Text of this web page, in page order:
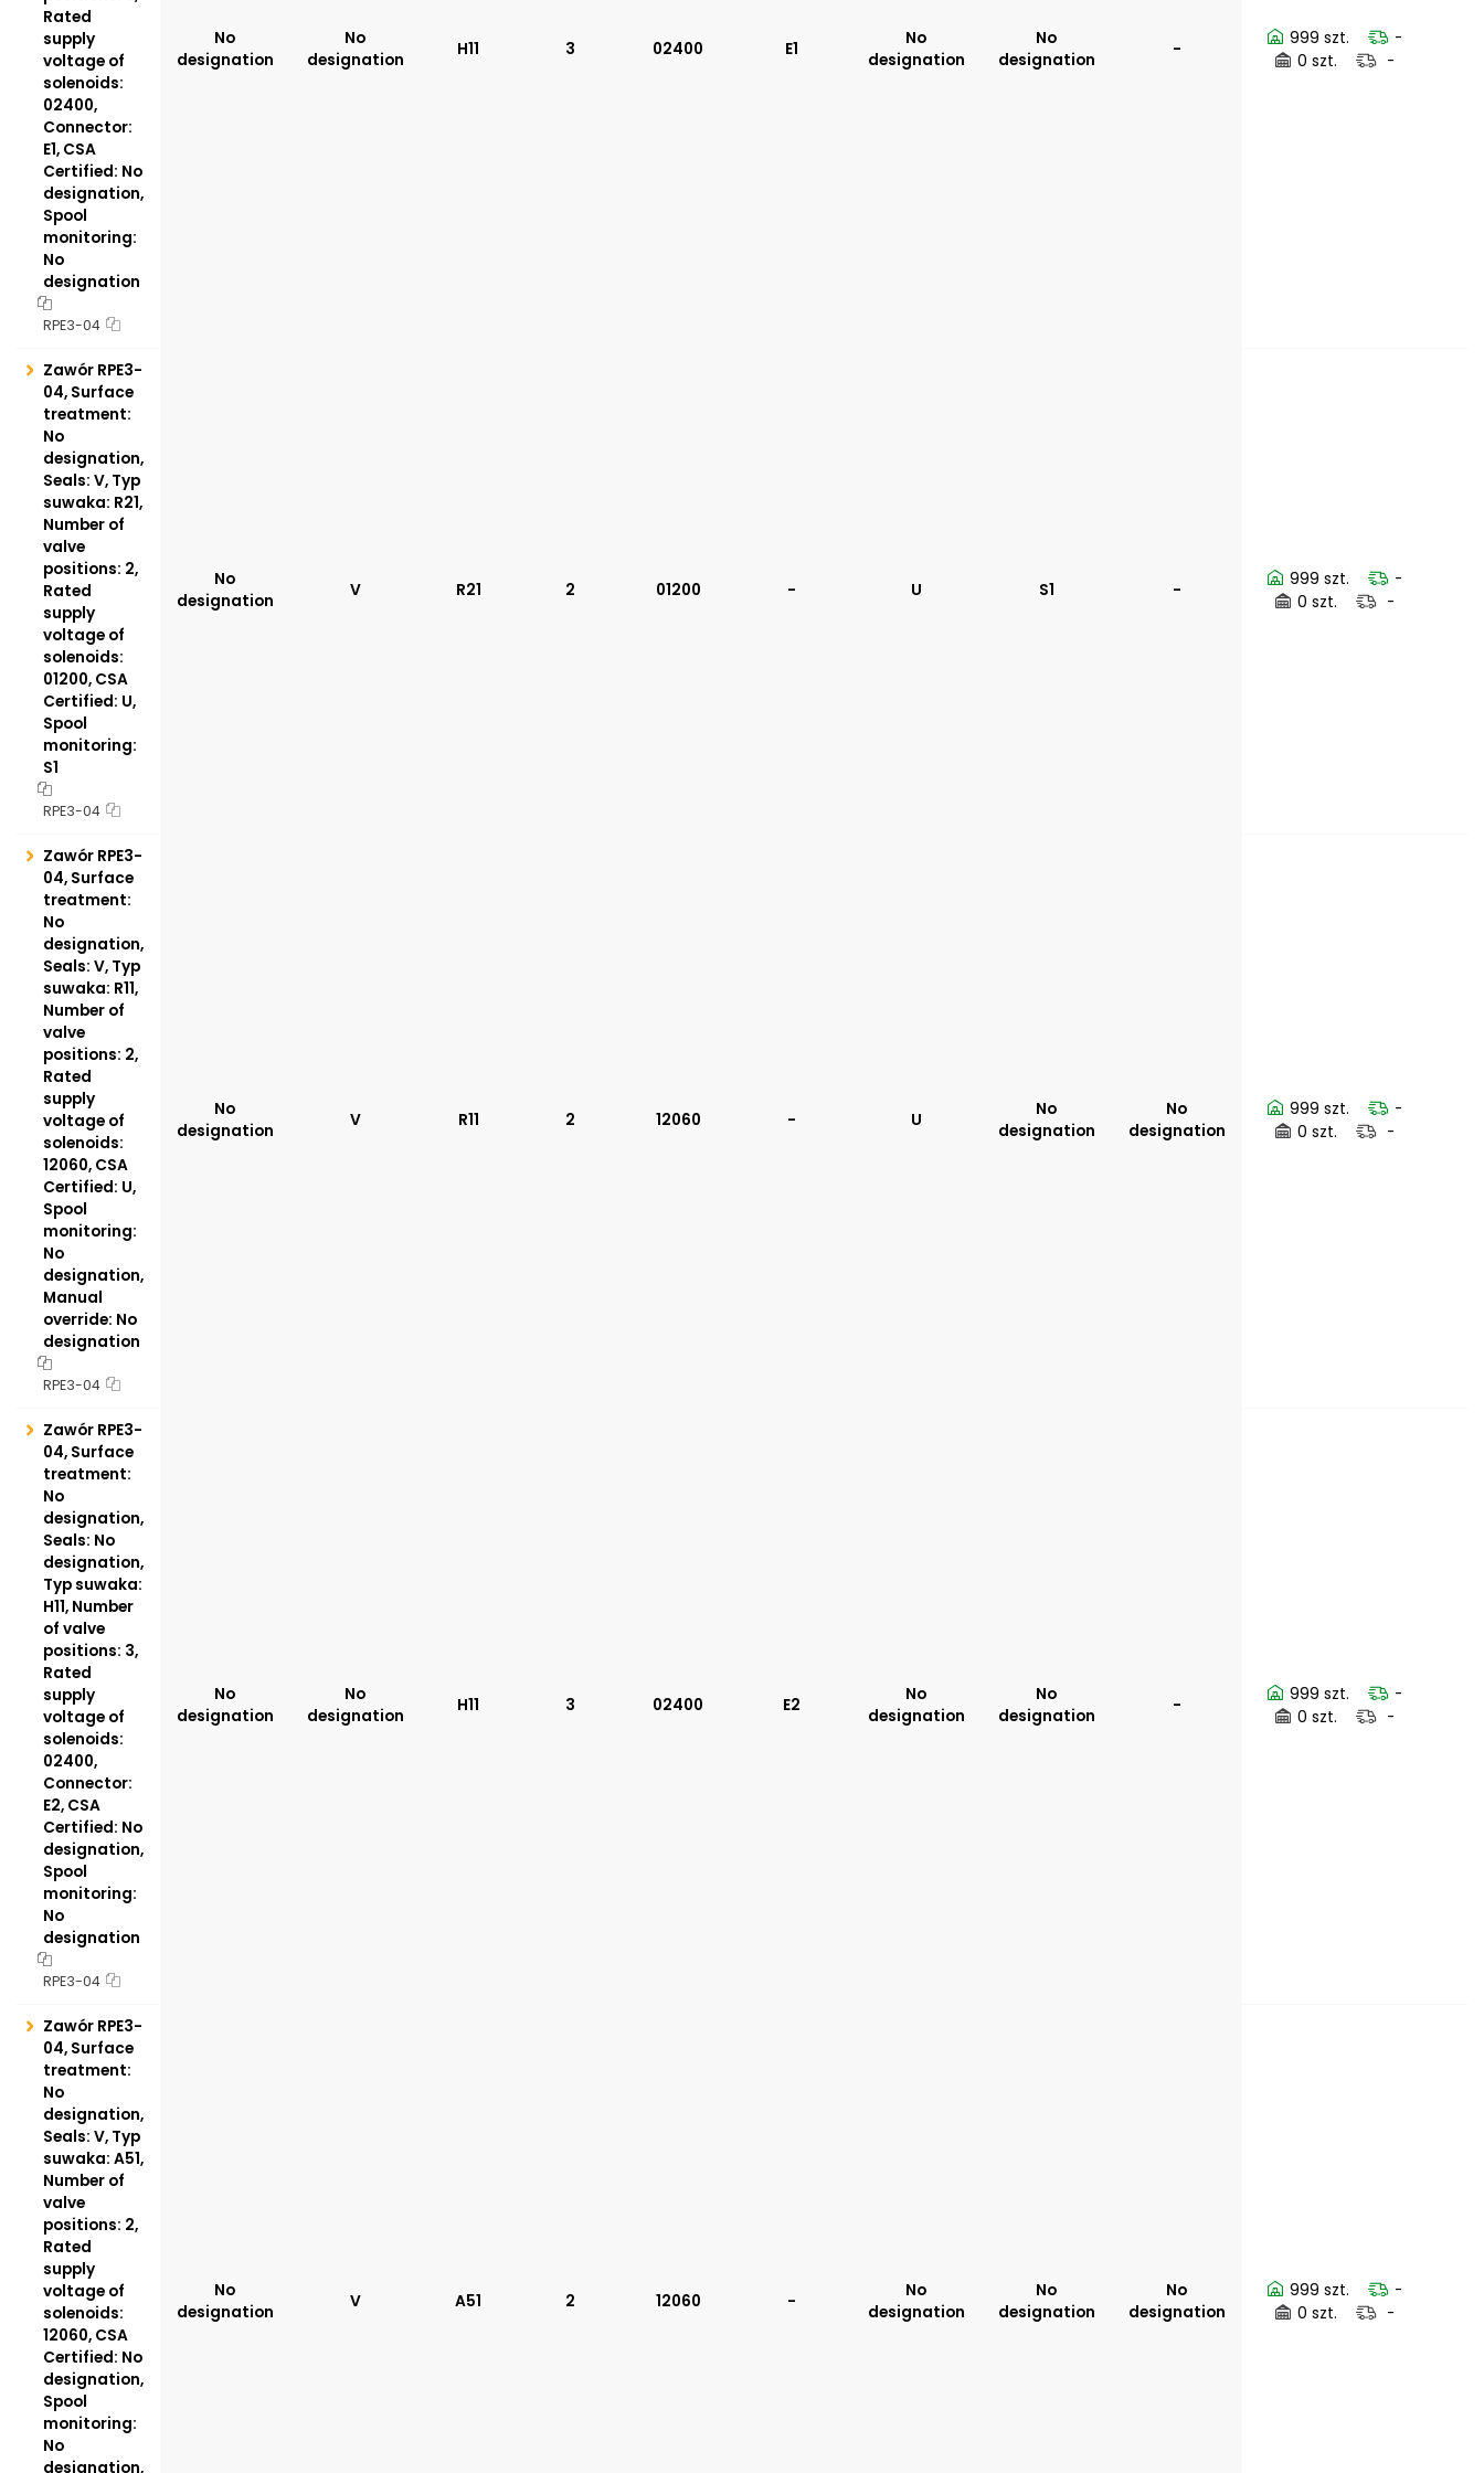
Rated
supply
voltage of
solenoids:
02400,
Connector:
E1, CSA
Certified: No
designation,
Spool
monitoring:
No
designation
RPE3-04
No
designation
No
designation
H11 3 02400 E1
No
designation
No
designation
-
999 szt.
-
0 szt.
-
Zawór RPE3-
04, Surface
treatment:
No
designation,
Seals: V, Typ
suwaka: R21,
Number of
valve
positions: 2,
Rated
supply
voltage of
solenoids:
01200, CSA
Certified: U,
Spool
monitoring:
S1
RPE3-04
No
designation
V R21 2 01200 - U S1 -
999 szt.
-
0 szt.
-
Zawór RPE3-
04, Surface
treatment:
No
designation,
Seals: V, Typ
suwaka: R11,
Number of
valve
positions: 2,
Rated
supply
voltage of
solenoids:
12060, CSA
Certified: U,
Spool
monitoring:
No
designation,
Manual
override: No
designation
RPE3-04
No
designation
V R11 2 12060 - U
No
designation
No
designation
999 szt.
-
0 szt.
-
Zawór RPE3-
04, Surface
treatment:
No
designation,
Seals: No
designation,
Typ suwaka:
H11, Number
of valve
positions: 3,
Rated
supply
voltage of
solenoids:
02400,
Connector:
E2, CSA
Certified: No
designation,
Spool
monitoring:
No
designation
RPE3-04
No
designation
No
designation
H11 3 02400 E2
No
designation
No
designation
-
999 szt.
-
0 szt.
-
Zawór RPE3-
04, Surface
treatment:
No
designation,
Seals: V, Typ
suwaka: A51,
Number of
valve
positions: 2,
Rated
supply
voltage of
solenoids:
12060, CSA
Certified: No
designation,
Spool
monitoring:
No
designation,
No
designation
V A51 2 12060 -
No
designation
No
designation
No
designation
999 szt.
-
0 szt.
-